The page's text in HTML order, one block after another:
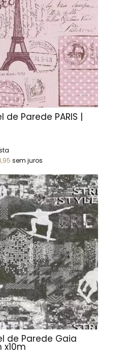
de Parede PARIS |
sem juros
de Parede Gaia
x10m